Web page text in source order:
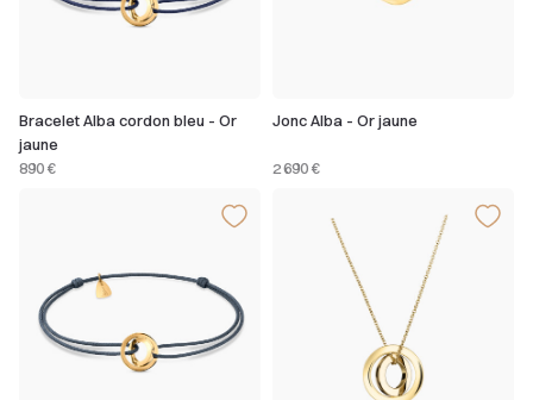
Bracelet Alba cordon bleu - Or
jaune
890 €
Jonc Alba - Or jaune
2 690 €